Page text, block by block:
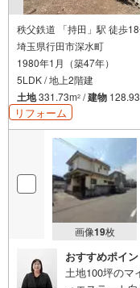
秩父鉄道 「持田」駅 徒歩
埼玉県行田市深水町
1980年1月（築47年）
5LDK / 地上2階建
土地331.73m2 /建物
リフォーム
画像19枚
おすすめポイン
土地100坪のマ